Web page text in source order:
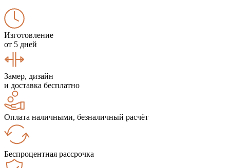
Изготовление
от 5 дней
Замер, дизайн
и доставка бесплатно
Оплата наличными, безналичный расчёт
Беспроцентная рассрочка